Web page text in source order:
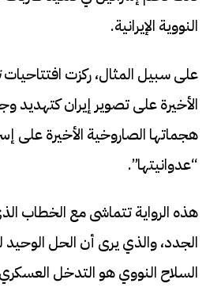
النووية الإيرانية.
على سبيل المثال، ركزت افتتاحيات
الأخيرة على تصوير إيران كتهديد
هجماتها الصاروخية الأخيرة على
“عدوانيتها”.
هذه الرواية تتماشى مع الخطاب
الجدد، والذي يرى أن الحل الوحيد
السلاح النووي هو التدخل